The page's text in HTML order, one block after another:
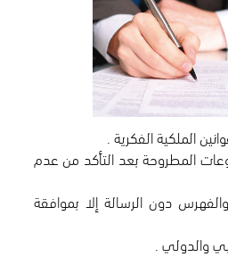
المطروحة بعد التأكد من عدم
دون الرسالة إلا بموافقة
والدولي .